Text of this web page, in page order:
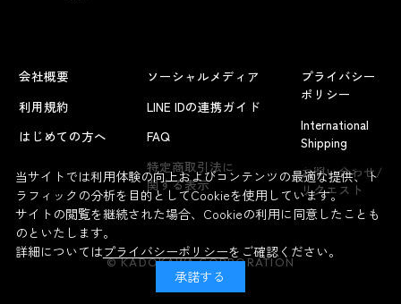
よくあるお問い合わせ
会社概要
利用規約
はじめての方へ
ソーシャルメディア
LINE IDの連携ガイド
FAQ
特定商取引法に
関する表示
プライバシー
ポリシー
International
Shipping
お問い合わせ/
リクエスト
© KADOKAWA CORPORATION
当サイトでは利用体験の向上およびコンテンツの最適な提供、ト
ラフィックの分析を目的としてCookieを使用しています。
サイトの閲覧を継続された場合、Cookieの利用に同意したことも
のといたします。
詳細についてはプライバシーポリシーをご確認ください。
承諾する